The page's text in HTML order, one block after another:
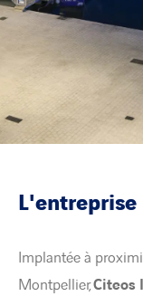
L'entreprise
Implantée à
Montpellier,Citeos